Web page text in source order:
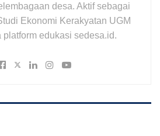
desa. Aktif sebagai
Ekonomi Kerakyatan UGM
edukasi sedesa.id.